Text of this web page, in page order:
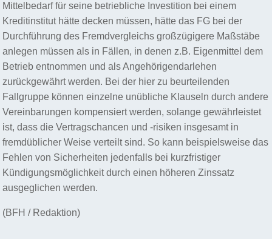
Mittelbedarf für seine betriebliche Investition bei einem
Kreditinstitut hätte decken müssen, hätte das FG bei der
Durchführung des Fremdvergleichs großzügigere Maßstäbe
anlegen müssen als in Fällen, in denen z.B. Eigenmittel dem
Betrieb entnommen und als Angehörigendarlehen
zurückgewährt werden. Bei der hier zu beurteilenden
Fallgruppe können einzelne unübliche Klauseln durch andere
Vereinbarungen kompensiert werden, solange gewährleistet
ist, dass die Vertragschancen und -risiken insgesamt in
fremdüblicher Weise verteilt sind. So kann beispielsweise das
Fehlen von Sicherheiten jedenfalls bei kurzfristiger
Kündigungsmöglichkeit durch einen höheren Zinssatz
ausgeglichen werden.
(BFH / Redaktion)